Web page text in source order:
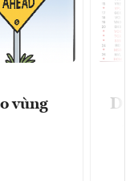
vùng
Dự